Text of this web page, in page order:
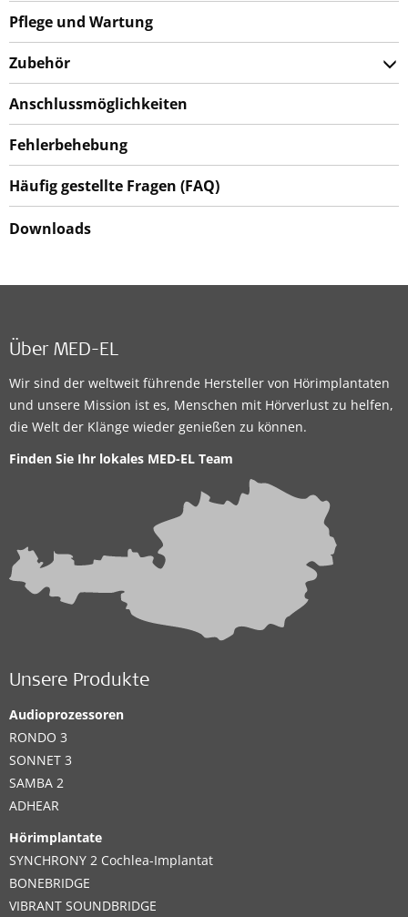
Pflege und Wartung
Zubehör
Anschlussmöglichkeiten
Fehlerbehebung
Häufig gestellte Fragen (FAQ)
Downloads
Über MED-EL
Wir sind der weltweit führende Hersteller von Hörimplantaten
und unsere Mission ist es, Menschen mit Hörverlust zu helfen,
die Welt der Klänge wieder genießen zu können.
Finden Sie Ihr lokales MED-EL Team
Unsere Produkte
Audioprozessoren
RONDO 3
SONNET 3
SAMBA 2
ADHEAR
Hörimplantate
SYNCHRONY 2 Cochlea-Implantat
BONEBRIDGE
VIBRANT SOUNDBRIDGE